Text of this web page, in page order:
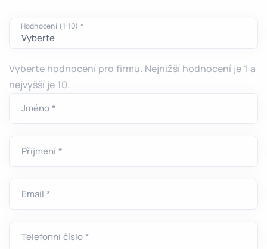
Hodnocení (1-10) *
Vyberte hodnocení pro firmu. Nejnižší hodnocení je 1 a
nejvyšší je 10.
Jméno *
Příjmení *
Email *
Telefonní číslo *